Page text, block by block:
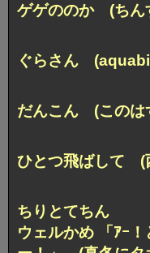
ゲゲののか (ちん
ぐらさん
だんこん (このは
ひとつ飛ばして (
ちりとてちん
ウェルかめ 「ｱｰ